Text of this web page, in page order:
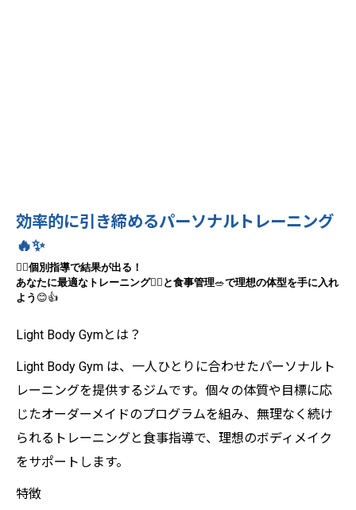
効率的に引き締めるパーソナルトレーニング
🔥✨
🧘‍♀️個別指導で結果が出る！
あなたに最適なトレーニング🏋️‍♂️ と食事管理🥗で理想の体型を手に入れ
よう 😊👍
Light Body Gymとは？
Light Body Gym は、一人ひとりに合わせたパーソナルト
レーニングを提供するジムです。個々の体質や目標に応
じたオーダーメイドのプログラムを組み、無理なく続け
られるトレーニングと食事指導で、理想のボディメイク
をサポートします。
特徴